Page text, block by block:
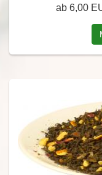
ab 6,00